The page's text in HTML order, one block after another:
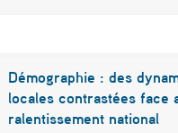
Démographie : des
locales contrastées face
ralentissement national